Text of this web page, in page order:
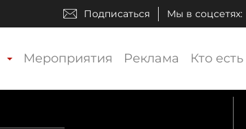
Подписаться Мы в соцсетях:
Мероприятия Реклама Кто